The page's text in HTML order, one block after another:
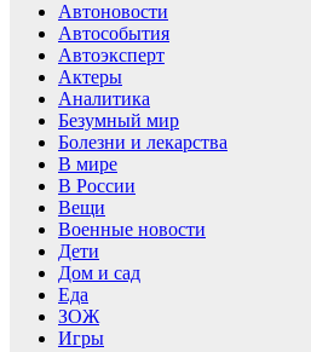
Автоновости
Автособытия
Автоэксперт
Актеры
Аналитика
Безумный мир
Болезни и лекарства
В мире
В России
Вещи
Военные новости
Дети
Дом и сад
Еда
ЗОЖ
Игры